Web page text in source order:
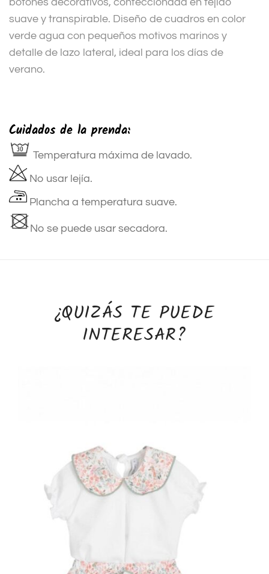
suave y transpirable. Diseño de cuadros en color
verde agua con pequeños motivos marinos y
detalle de lazo lateral, ideal para los días de
verano.
Cuidados de la prenda:
Temperatura máxima de lavado.
No usar lejía.
Plancha a temperatura suave.
No se puede usar secadora.
¿QUIZÁS TE PUEDE
INTERESAR?